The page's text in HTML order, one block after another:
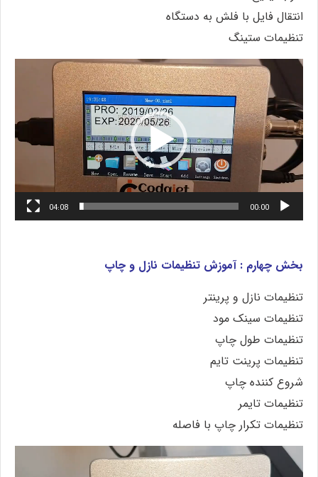
انتقال فایل با فلش به دستگاه
تنظیمات ستینگ
نمایشگر
00:00
04:08
بخش چهارم : آموزش تنظیمات نازل و چاپ
تنظیمات نازل و پرینتر
تنظیمات سینک مود
تنظیمات طول چاپ
تنظیمات پرینت تایم
شروع کننده چاپ
تنظیمات تایمر
تنظیمات تکرار چاپ با فاصله
نمایشگر